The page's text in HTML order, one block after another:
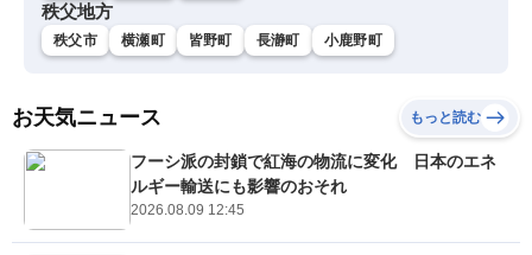
秩父地方
秩父市 横瀬町 皆野町 長瀞町 小鹿野町
お天気ニュース もっと読む
フーシ派の封鎖で紅海の物流に変化 日本のエネ
ルギー輸送にも影響のおそれ
2026.08.09 12:45